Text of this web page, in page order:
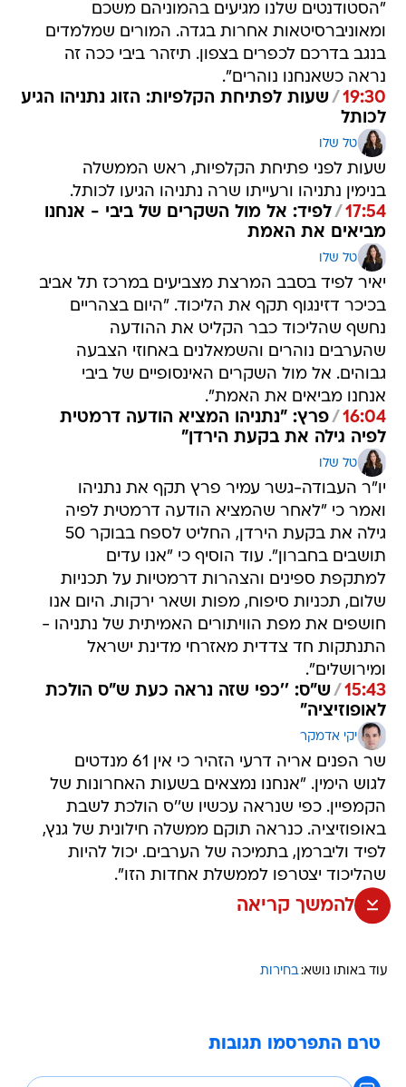
"‏הסטודנטים שלנו מגיעים בהמוניהם משכם
ומאוניברסיטאות אחרות בגדה. המורים שמלמדים
בנגב בדרכם לכפרים בצפון. תיזהר ביבי ככה זה
נראה כשאנחנו נוהרים".
19:30
/ שעות לפתיחת הקלפיות: הזוג נתניהו הגיע
לכותל
טל שלו
שעות לפני פתיחת הקלפיות, ראש הממשלה
בנימין נתניהו ורעייתו שרה נתניהו הגיעו לכותל.
17:54
/לפיד: אל מול השקרים של ביבי - אנחנו
מביאים את האמת
טל שלו
יאיר לפיד בסבב המרצת מצביעים במרכז תל אביב
בכיכר דזינגוף תקף את הליכוד. "היום בצהריים
נחשף שהליכוד כבר הקליט את ההודעה
שהערבים נוהרים והשמאלנים באחוזי הצבעה
גבוהים. אל מול השקרים האינסופיים של ביבי
אנחנו מביאים את האמת".
16:04
/פרץ: "נתניהו המציא הודעה דרמטית
לפיה גילה את בקעת הירדן"
טל שלו
יו"ר העבודה-גשר עמיר פרץ תקף את נתניהו
ואמר כי "לאחר שהמציא הודעה דרמטית לפיה
גילה את בקעת הירדן, החליט לספח בבוקר 50
תושבים בחברון". עוד הוסיף כי "אנו עדים
למתקפת ספינים והצהרות דרמטיות על תכניות
שלום, תכניות סיפוח, מפות ושאר ירקות. היום אנו
חושפים את מפת הוויתורים האמיתית של נתניהו -
התנתקות חד צדדית מאזרחי מדינת ישראל
ומירושלים".
15:43
/ ש"ס: ''כפי שזה נראה כעת ש"ס הולכת
לאופוזיציה"
יקי אדמקר
שר הפנים אריה דרעי הזהיר כי אין 61 מנדטים
לגוש הימין. "אנחנו נמצאים בשעות האחרונות של
הקמפיין. כפי שנראה עכשיו ש''ס הולכת לשבת
באופוזיציה. כנראה תוקם ממשלה חילונית של גנץ,
לפיד וליברמן, בתמיכה של הערבים. יכול להיות
שהליכוד יצטרפו לממשלת אחדות הזו".
להמשך קריאה
עוד באותו נושא: בחירות
טרם התפרסמו תגובות